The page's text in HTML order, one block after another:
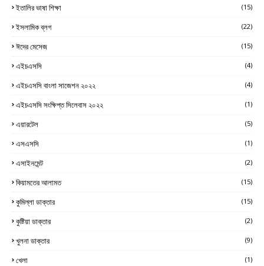
ইতালির ভাষা শিক্ষা (15)
ইসলামিক ব্লগ (22)
ঈদের মেসেজ (15)
এইচএসসি (4)
এইচএসসি বাংলা সাজেশন ২০২২ (4)
এইচএসসি সংক্ষিপ্ত সিলেবাস ২০২২ (1)
এয়ারটেল (5)
এসএসসি (1)
এসাইনমেন্ট (2)
কিয়ামতের আলামত (15)
কুমিল্লা ডাক্তার (15)
কুষ্টিয়া ডাক্তার (2)
খুলনা ডাক্তার (9)
খেলা (1)